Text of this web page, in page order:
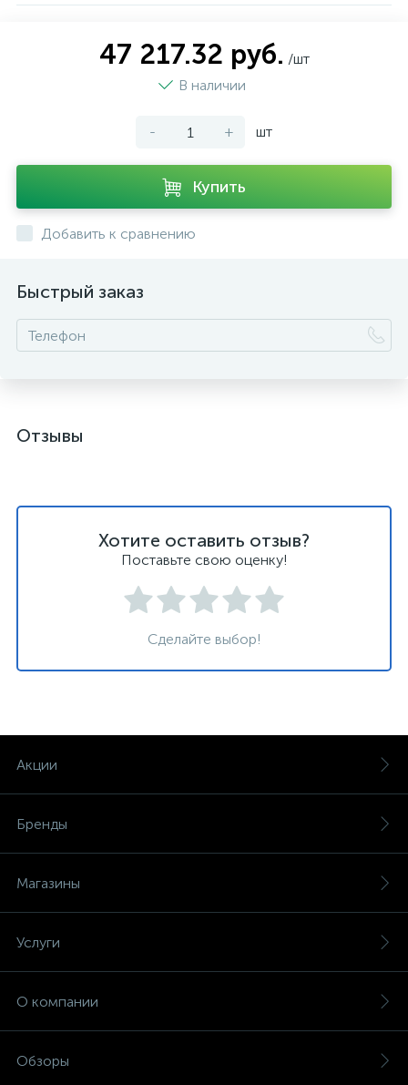
47 217.32 руб. /шт
В наличии
- + шт
Купить
Добавить к сравнению
Быстрый заказ
Отзывы
Хотите оставить отзыв?
Поставьте свою оценку!
Сделайте выбор!
Акции
Бренды
Магазины
Услуги
О компании
Обзоры